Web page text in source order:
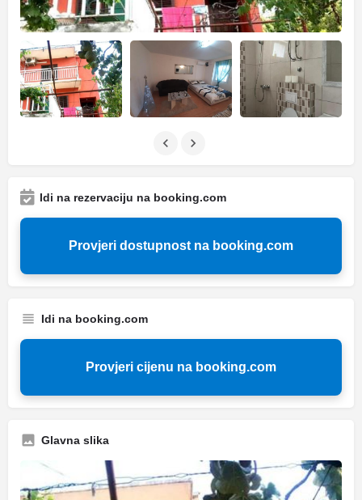
Idi na rezervaciju na booking.com
Provjeri dostupnost na booking.com
Idi na booking.com
Provjeri cijenu na booking.com
Glavna slika